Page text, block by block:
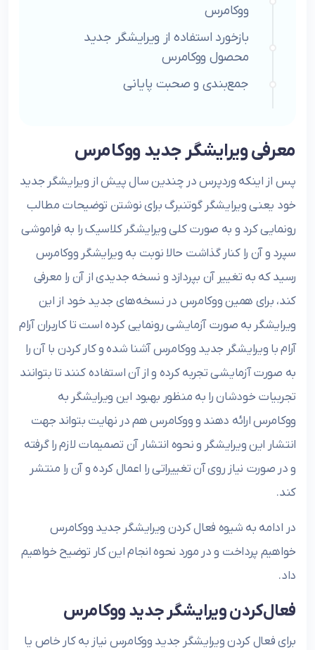
ووکامرس
بازخورد استفاده از ویرایشگر جدید
محصول ووکامرس
جمع‌بندی و صحبت پایانی
معرفی ویرایشگر جدید ووکامرس
پس از اینکه وردپرس در چندین سال پیش از ویرایشگر جدید
خود یعنی ویرایشگر گوتنبرگ برای نوشتن توضیحات مطالب
رونمایی کرد و به صورت کلی ویرایشگر کلاسیک را به فراموشی
سپرد و آن را کنار گذاشت حالا نوبت به ویرایشگر ووکامرس
رسید که به تغییر آن بپردازد و نسخه جدیدی از آن را معرفی
کند، برای همین ووکامرس در نسخه‌های جدید خود از این
ویرایشگر به صورت آزمایشی رونمایی کرده است تا کاربران آرام
آرام با ویرایشگر جدید ووکامرس آشنا شده و کار کردن با آن را
به صورت آزمایشی تجربه کرده و از آن استفاده کنند تا بتوانند
تجربیات خودشان را به منظور بهبود این ویرایشگر به
ووکامرس ارائه دهند و ووکامرس هم در نهایت بتواند جهت
انتشار این ویرایشگر و نحوه انتشار آن تصمیمات لازم را گرفته
و در صورت نیاز روی آن تغییراتی را اعمال کرده و آن را منتشر
کند.
در ادامه به شیوه فعال کردن ویرایشگر جدید ووکامرس
خواهیم پرداخت و در مورد نحوه انجام این کار توضیح خواهیم
داد.
فعال‌کردن ویرایشگر جدید ووکامرس
برای فعال کردن ویرایشگر جدید ووکامرس نیاز به کار خاص یا